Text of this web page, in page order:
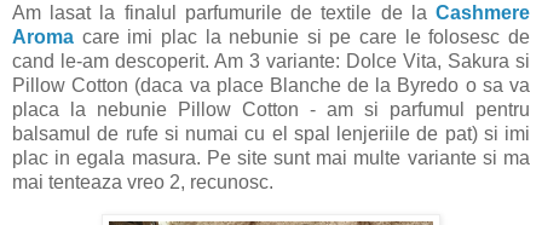
Am lasat la finalul parfumurile de textile de la Cashmere
Aroma care imi plac la nebunie si pe care le folosesc de
cand le-am descoperit. Am 3 variante: Dolce Vita, Sakura si
Pillow Cotton (daca va place Blanche de la Byredo o sa va
placa la nebunie Pillow Cotton - am si parfumul pentru
balsamul de rufe si numai cu el spal lenjeriile de pat) si imi
plac in egala masura. Pe site sunt mai multe variante si ma
mai tenteaza vreo 2, recunosc.